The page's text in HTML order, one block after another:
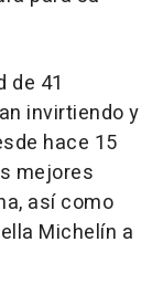
de 41
invirtiendo y
hace 15
mejores
así como
Michelín a